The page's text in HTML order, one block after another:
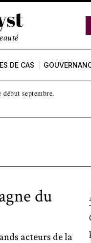
DE CAS
septembre.
du
acteurs de la